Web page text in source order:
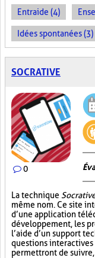
Entraide (4)
Idées spontanées (3)
SOCRATIVE
0
La technique
même nom. Ce site
d’une application
développement, les
l’aide d’un support
questions interactives
permettront de